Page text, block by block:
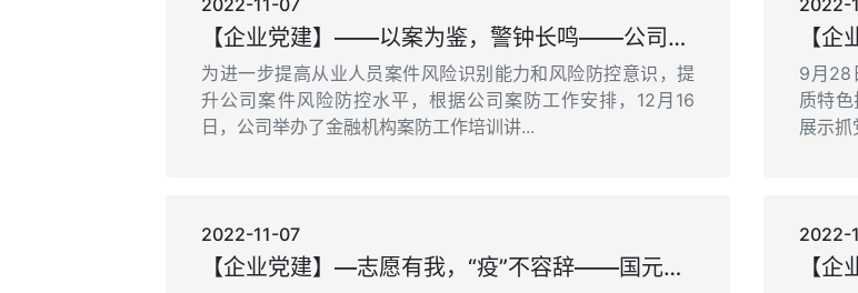
2022-11-07
【企业党建】——以案为鉴，警钟长鸣——公司举办案防工作培训讲座
为进一步提高从业人员案件风险识别能力和风险防控意识，提
升公司案件风险防控水平，根据公司案防工作安排，12月16
日，公司举办了金融机构案防工作培训讲...
2022-
9月28
质特
展示抓
2022-11-07
【企业党建】—志愿有我，“疫”不容辞——国元信托团支部组织无偿献血活动
2022-